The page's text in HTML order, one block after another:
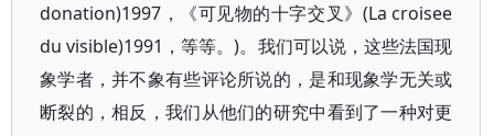
donation)1997，《可见物的十字交叉》(La croisee
du visible)1991，等等。)。我们可以说，这些法国现
象学者，并不象有些评论所说的，是和现象学无关或
断裂的，相反，我们从他们的研究中看到了一种对更